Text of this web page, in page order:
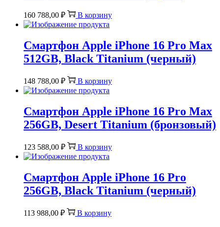
160 788,00 ₽ В корзину
Смартфон Apple iPhone 16 Pro Max
512GB, Black Titanium (черный)
148 788,00 ₽ В корзину
Смартфон Apple iPhone 16 Pro Max
256GB, Desert Titanium (бронзовый)
123 588,00 ₽ В корзину
Смартфон Apple iPhone 16 Pro
256GB, Black Titanium (черный)
113 988,00 ₽ В корзину